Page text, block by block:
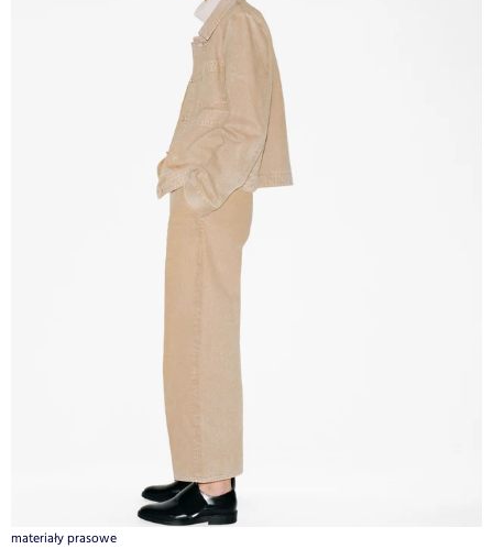
materiały prasowe